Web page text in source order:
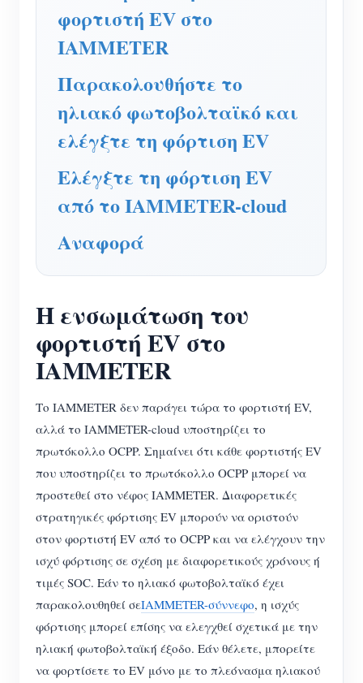
Ελεγκτής ισχύος WiFi
Φορτιστής EV
IAMMETER Simulator
Σύστημα Πρόβλεψης και Προσομοίωσης
Εφαρμογές
συστήματος
Παρακολούθηση Χρήσης Ηλεκτρικής Ενέργειας
Σύστημα ελέγχου Φ/Β θερμαντήρα
Οικιακός αυτοματισμός
Ενεργειακή Παρακολούθηση Εργοστασίων
Πόροι
Γρήγορη εκκίνηση προϊόντος
Εκπαιδευτικό βίντεο
FAQ
Νέα
Blogs
Κοινότητα
Εξερευνώ
Πρόγραμμα επιβράβευσης
Επικοινωνία
Σχετικά με εμάς
φορτιστή EV στο
IAMMETER
Παρακολουθήστε το
ηλιακό φωτοβολταϊκό και
ελέγξτε τη φόρτιση EV
Ελέγξτε τη φόρτιση EV
από το IAMMETER-cloud
Αναφορά
Η ενσωμάτωση του
φορτιστή EV στο
IAMMETER
Το IAMMETER δεν παράγει τώρα το φορτιστή EV,
αλλά το IAMMETER-cloud υποστηρίζει το
πρωτόκολλο OCPP. Σημαίνει ότι κάθε φορτιστής EV
που υποστηρίζει το πρωτόκολλο OCPP μπορεί να
προστεθεί στο νέφος IAMMETER. Διαφορετικές
στρατηγικές φόρτισης EV μπορούν να οριστούν
στον φορτιστή EV από το OCPP και να ελέγχουν την
ισχύ φόρτισης σε σχέση με διαφορετικούς χρόνους ή
τιμές SOC. Εάν το ηλιακό φωτοβολταϊκό έχει
παρακολουθηθεί σεIAMMETER-σύννεφο, η ισχύς
φόρτισης μπορεί επίσης να ελεγχθεί σχετικά με την
ηλιακή φωτοβολταϊκή έξοδο. Εάν θέλετε, μπορείτε
να φορτίσετε το EV μόνο με το πλεόνασμα ηλιακού